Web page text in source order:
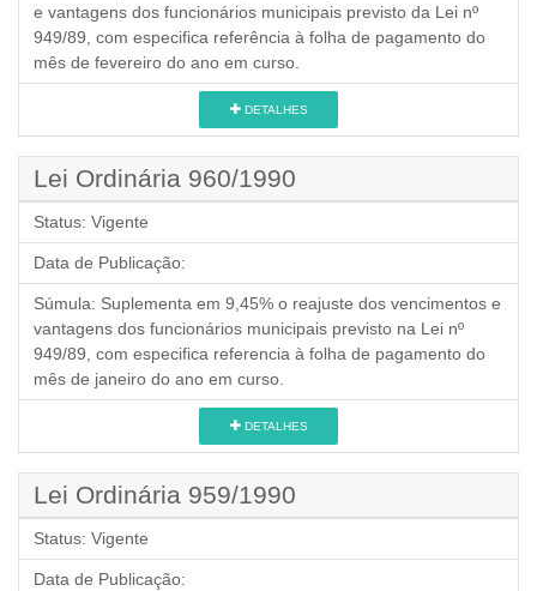
e vantagens dos funcionários municipais previsto da Lei nº
949/89, com especifica referência à folha de pagamento do
mês de fevereiro do ano em curso.
DETALHES
Lei Ordinária 960/1990
Status: Vigente
Data de Publicação:
Súmula: Suplementa em 9,45% o reajuste dos vencimentos e
vantagens dos funcionários municipais previsto na Lei nº
949/89, com especifica referencia à folha de pagamento do
mês de janeiro do ano em curso.
DETALHES
Lei Ordinária 959/1990
Status: Vigente
Data de Publicação: